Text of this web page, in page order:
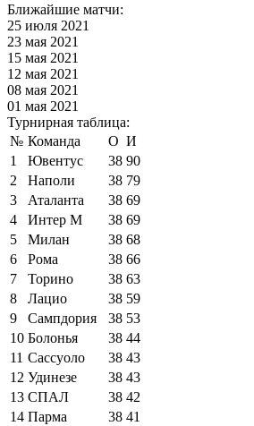
Ближайшие матчи:
25 июля 2021
23 мая 2021
15 мая 2021
12 мая 2021
08 мая 2021
01 мая 2021
Турнирная таблица:
№ Команда О И
1
Ювентус 38 90
2
Наполи 38 79
3
Аталанта 38 69
4
Интер М 38 69
5
Милан 38 68
6
Рома 38 66
7
Торино 38 63
8
Лацио 38 59
9
Сампдория 38 53
10 Болонья 38 44
11 Сассуоло 38 43
12 Удинезе 38 43
13 СПАЛ 38 42
14 Парма 38 41